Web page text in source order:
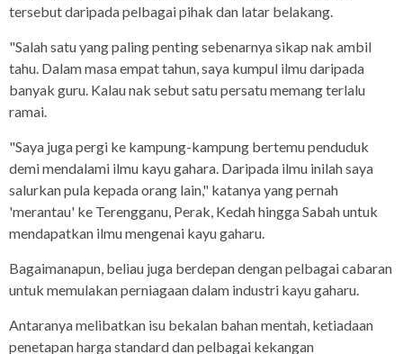
tersebut daripada pelbagai pihak dan latar belakang.
"Salah satu yang paling penting sebenarnya sikap nak ambil
tahu. Dalam masa empat tahun, saya kumpul ilmu daripada
banyak guru. Kalau nak sebut satu persatu memang terlalu
ramai.
"Saya juga pergi ke kampung-kampung bertemu penduduk
demi mendalami ilmu kayu gahara. Daripada ilmu inilah saya
salurkan pula kepada orang lain," katanya yang pernah
'merantau' ke Terengganu, Perak, Kedah hingga Sabah untuk
mendapatkan ilmu mengenai kayu gaharu.
Bagaimanapun, beliau juga berdepan dengan pelbagai cabaran
untuk memulakan perniagaan dalam industri kayu gaharu.
Antaranya melibatkan isu bekalan bahan mentah, ketiadaan
penetapan harga standard dan pelbagai kekangan